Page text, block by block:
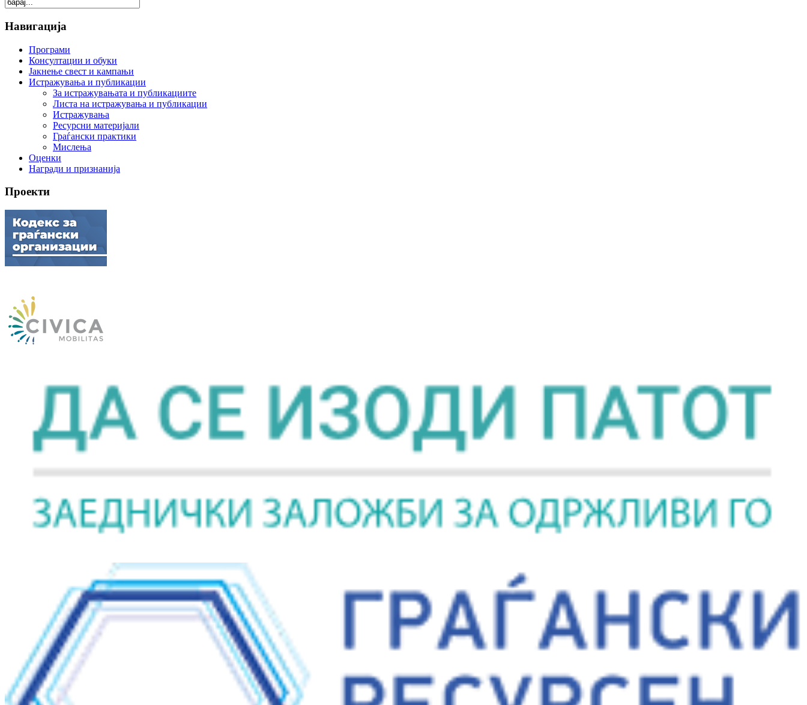
Навигација
Програми
Консултации и обуки
Јакнење свест и кампањи
Истражувања и публикации
За истражувањата и публикациите
Листа на истражувања и публикации
Истражувања
Ресурсни материјали
Граѓански практики
Мислења
Оценки
Награди и признанија
Проекти